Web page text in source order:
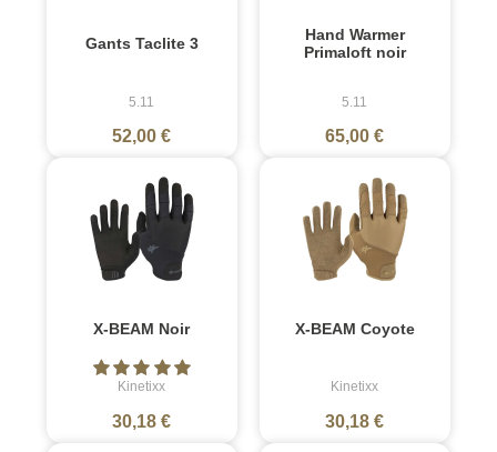
Gants Taclite 3
5.11
52,00 €
Hand Warmer
Primaloft noir
5.11
65,00 €
X-BEAM Noir
Kinetixx
30,18 €
X-BEAM Coyote
Kinetixx
30,18 €